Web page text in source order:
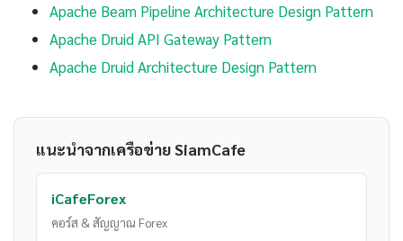
Apache Beam Pipeline Architecture Design Pattern
Apache Druid API Gateway Pattern
Apache Druid Architecture Design Pattern
แนะนำจากเครือข่าย SiamCafe
iCafeForex
คอร์ส & สัญญาณ Forex